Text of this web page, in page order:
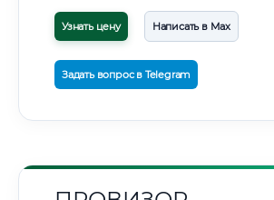
Узнать цену Написать в Max
Задать вопрос в Telegram